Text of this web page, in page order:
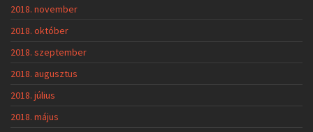
2018. november
2018. október
2018. szeptember
2018. augusztus
2018. július
2018. május